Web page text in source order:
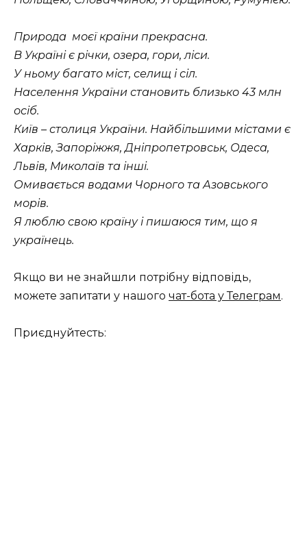
Природа моєї країни прекрасна.
В Україні є річки, озера, гори, ліси.
У ньому багато міст, селищ і сіл.
Населення України становить близько 43 млн
осіб.
Київ – столиця України. Найбільшими містами є
Харків, Запоріжжя, Дніпропетровськ, Одеса,
Львів, Миколаїв та інші.
Омивається водами Чорного та Азовського
морів.
Я люблю свою країну і пишаюся тим, що я
українець.
Якщо ви не знайшли потрібну відповідь,
можете запитати у нашого чат-бота у Телеграм.
Приєднуйтесть: